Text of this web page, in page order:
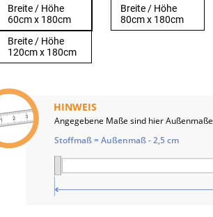
Breite / Höhe
60cm x 180cm
Breite / Höhe
80cm x 180cm
Breite / Höhe
120cm x 180cm
HINWEIS
Stoffmaß = Außenmaß - 2,5 cm
Angegebene Maße sind hier Außenmaße